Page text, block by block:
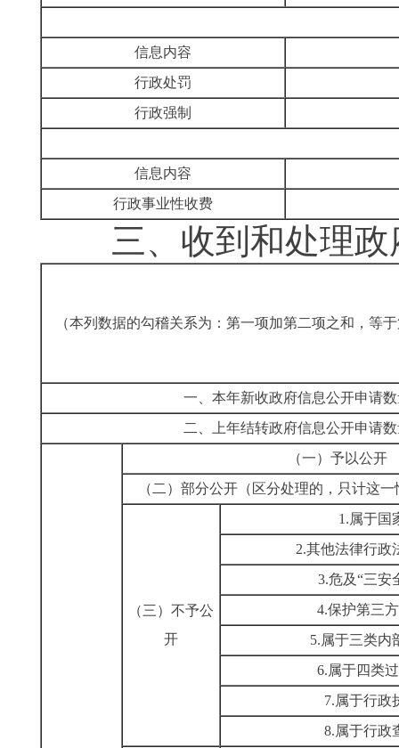
信息内容
行政处罚
行政强制
信息内容
行政事业性收费
三、 收到和处理
（本列数据的勾稽关系为：第一项加第二项之和，等
一、本年新收政府信息公开申请
二、上年结转政府信息公开申请
（一）予以公开
（二）部分公开 （区分处理的，只计这
（三）不予公
开
1.属于国
2.其他法律行政
3.危及“三安
4.保护第三
5.属于三类内
6.属于四类
7.属于行政
8.属于行政